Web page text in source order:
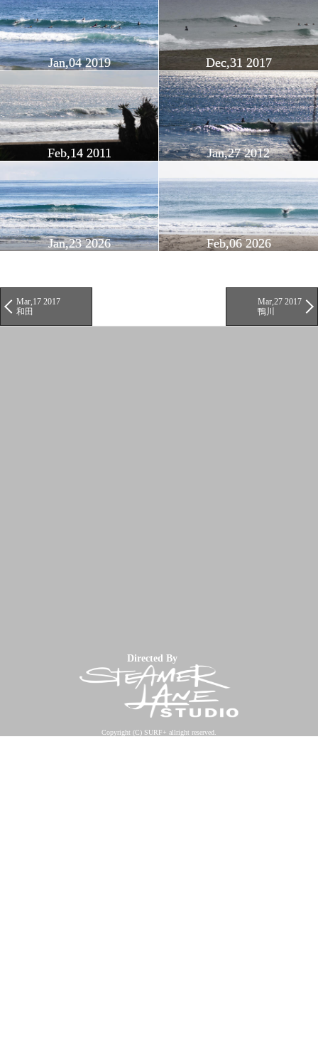
Jan,04 2019 Dec,31 2017
Feb,14 2011 Jan,27 2012
Jan,23 2026 Feb,06 2026
Mar,17 2017
和田
Mar,27 2017
鴨川
Directed By
Copyright (C) SURF+ allright reserved.